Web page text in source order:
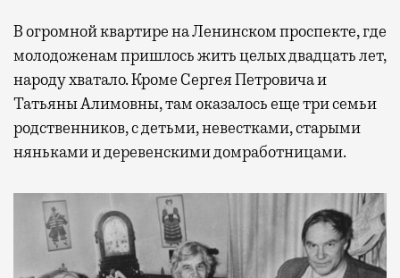
В огромной квартире на Ленинском проспекте, где
молодоженам пришлось жить целых двадцать лет,
народу хватало. Кроме Сергея Петровича и
Татьяны Алимовны, там оказалось еще три семьи
родственников, с детьми, невестками, старыми
няньками и деревенскими домработницами.